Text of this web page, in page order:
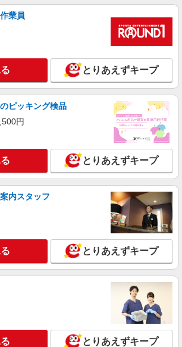
客スタッフ(総合職)
大卒：基本給 260,000円 短大・専門卒：基本
給 240,000円 高卒：基本給 225,000円 ※上記
は2026年4月実績。 ※経験・年齢などを考慮し、
間外、家族、目標達成、資格 等
店舗名：伊勢崎店 住所：群馬県伊勢崎市宮子
時の人員状況により、近隣の他店舗
配属される可能性がございます。 ※入社数年後
は、関東全域（茨城県、東京都、千葉県、埼玉
、神奈川県、栃木県、群馬県）及び山梨県内で
詳細を見る
ィングス
【2027年新卒採用】接客・販売スタッフ
【大卒】 基本給 260,000円 【短
・専門卒】 基本給 240,000円 ※上記は2026
績。 ・各種手当 役職、通勤、時間外、家
※平
均年収570万円 ※平均勤続年数17年以上
店舗名：伊勢崎店 住所：群馬県伊勢崎市宮子
3240 ※入社後は必ず、通勤圏内の店舗へ配属
社時の人員状況により、近隣の他店舗へ配属
される可能性がございます。 ※入社数年後は、関
東全域（茨城県、東京都、千葉県、埼玉県、神奈
川県、栃木県、群馬県）及び山梨県内での転居を
う転勤があります。
詳細を見る
店
ジスタッフ
時給1,345円〜1,445円 （勤務時間・日数・曜
る） ★上記時給は入社月含め最大3ヶ月
間として、それ以降は 1,145円〜1,245円の時給
与あり ※当社規定あり ※アルバイト除く
記時給はスタート時の時給です。
詳細を見る
業員
とりあえずキープ
ピッキング検品
円
とりあえずキープ
内スタッフ
とりあえずキープ
とりあえずキープ